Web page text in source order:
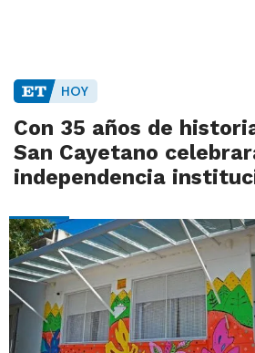
HOY
Con 35 años de
San Cayetano
independencia